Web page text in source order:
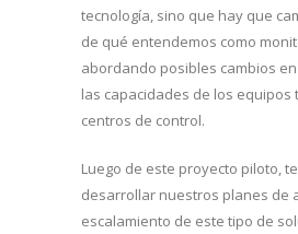
tecnología, sino que hay que
de qué entendemos como
abordando posibles cambios
las capacidades de los equipos
centros de control.
Luego de este proyecto piloto,
desarrollar nuestros planes de
escalamiento de este tipo de